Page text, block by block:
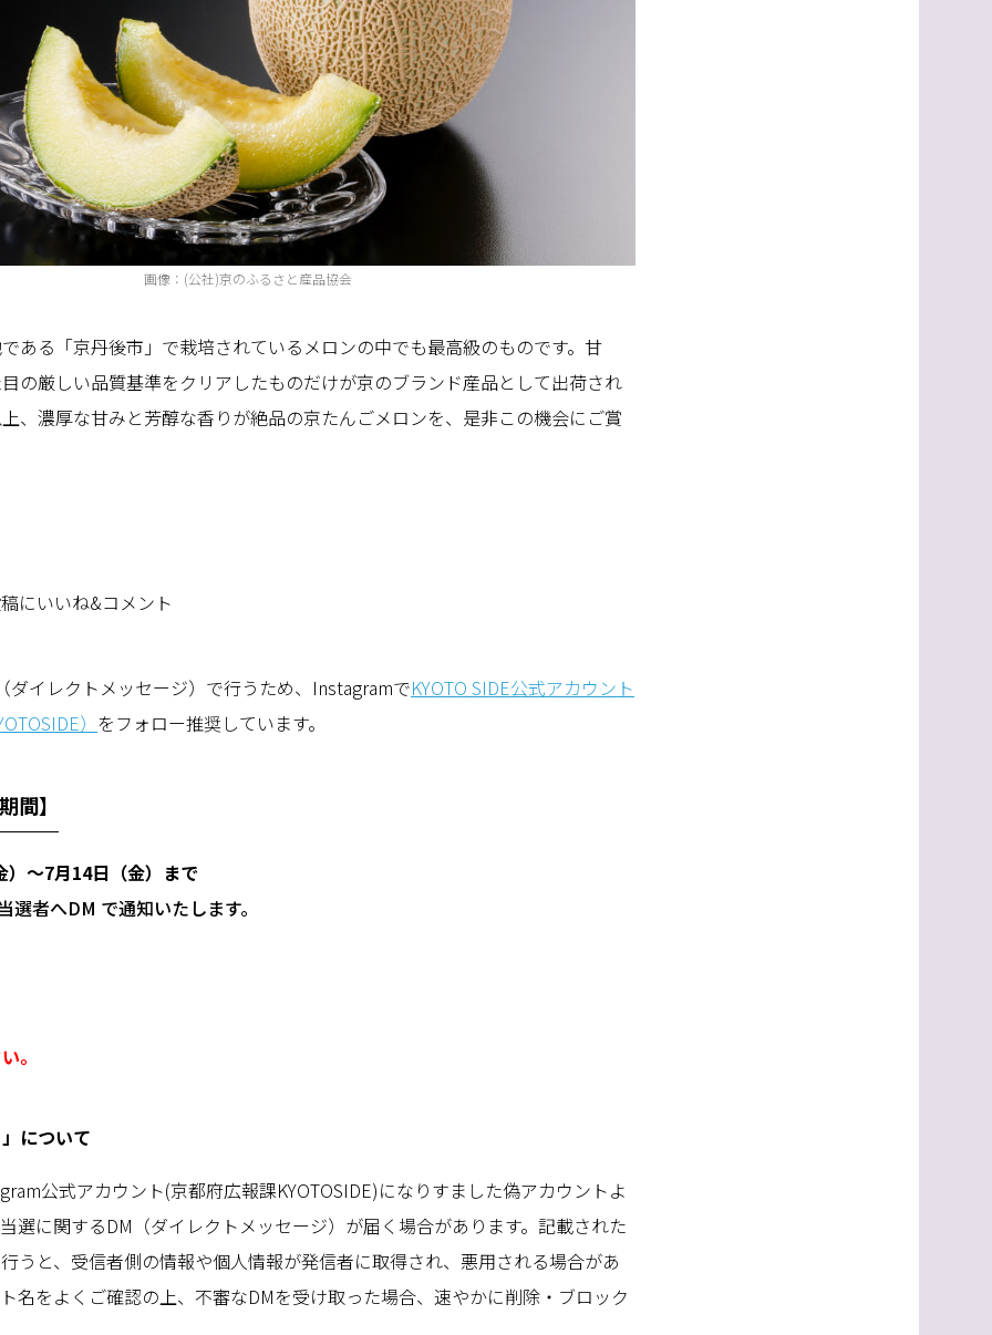
画像：(公社)京のふるさと産品協会
ある「京丹後市」で栽培されているメロンの中でも最高級のものです。甘
の厳しい品質基準をクリアしたものだけが京のブランド産品として出荷され
、濃厚な甘みと芳醇な香りが絶品の京たんごメロンを、是非この機会にご賞
にいいね&コメント
ダイレクトメッセージ）で行うため、 InstagramでKYOTO SIDE公式アカウント
） をフォロー推奨しています。
間】
）〜7月14日（金）まで
選者へDM で通知いたします。
。
について
公式アカウント(京都府広報課KYOTOSIDE)になりすました偽アカウントよ
選に関するDM （ダイレクトメッセージ）が届く場合があります。記載された
うと、受信者側の情報や個人情報が発信者に取得され、悪用される場合があ
名をよくご確認の上、不審なDMを受け取った場合、速やかに削除・ブロック